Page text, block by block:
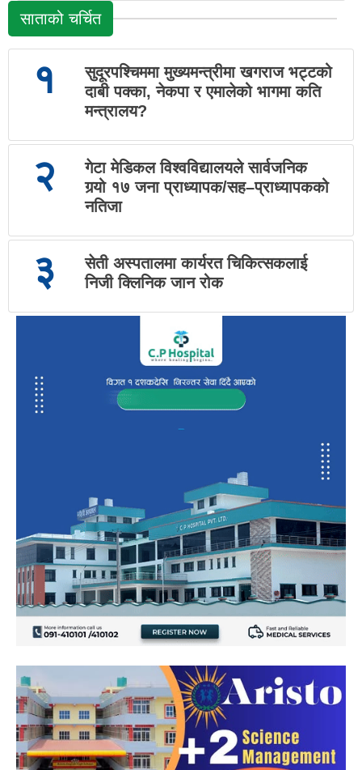
साताको चर्चित
१
सुदूरपश्चिममा मुख्यमन्त्रीमा खगराज भट्टको
दाबी पक्का, नेकपा र एमालेको भागमा कति
मन्त्रालय?
२
गेटा मेडिकल विश्वविद्यालयले सार्वजनिक
गर्‍यो १७ जना प्राध्यापक/सह–प्राध्यापकको
नतिजा
३
सेती अस्पतालमा कार्यरत चिकित्सकलाई
निजी क्लिनिक जान रोक